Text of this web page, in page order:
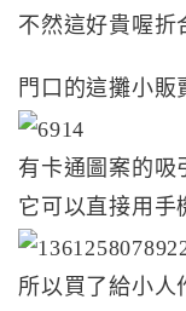
不然這好貴喔折
門口的這攤小販
有卡通圖案的吸
它可以直接用手
所以買了給小人